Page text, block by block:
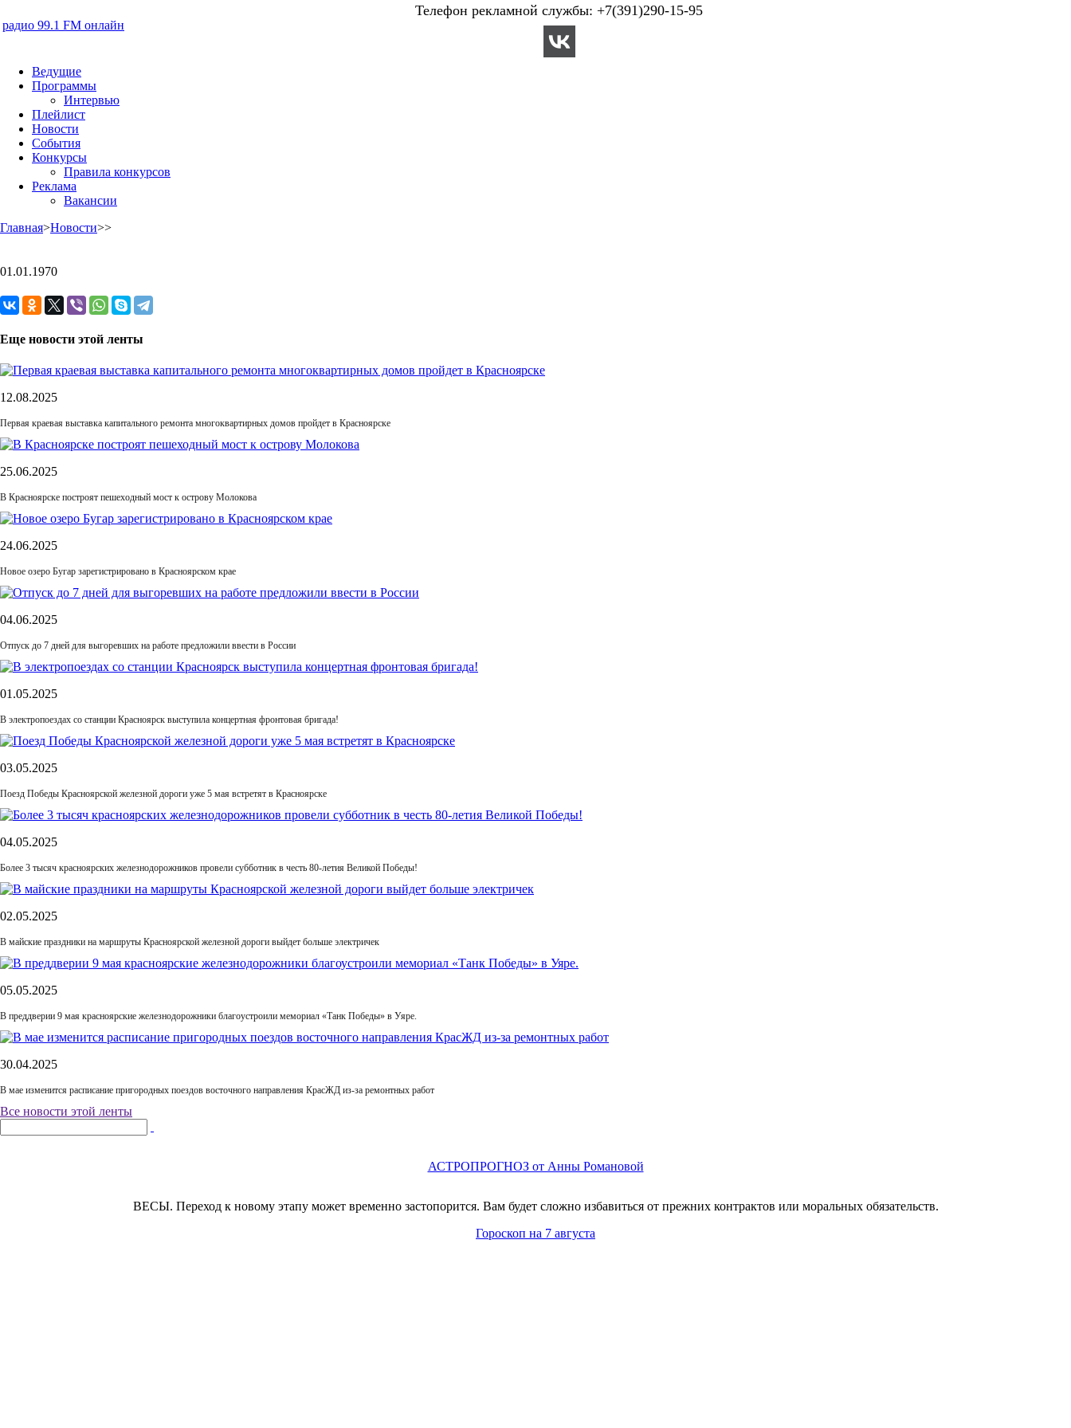
радио 99.1 FM онлайн
Телефон рекламной службы: +7(391)290-15-95
Ведущие
Программы
Интервью
Плейлист
Новости
События
Конкурсы
Правила конкурсов
Реклама
Вакансии
Главная>Новости>>
01.01.1970
Еще новости этой ленты
12.08.2025
Первая краевая выставка капитального ремонта многоквартирных домов пройдет в Красноярске
25.06.2025
В Красноярске построят пешеходный мост к острову Молокова
24.06.2025
Новое озеро Бугар зарегистрировано в Красноярском крае
04.06.2025
Отпуск до 7 дней для выгоревших на работе предложили ввести в России
01.05.2025
В электропоездах со станции Красноярск выступила концертная фронтовая бригада!
03.05.2025
Поезд Победы Красноярской железной дороги уже 5 мая встретят в Красноярске
04.05.2025
Более 3 тысяч красноярских железнодорожников провели субботник в честь 80-летия Великой Победы!
02.05.2025
В майские праздники на маршруты Красноярской железной дороги выйдет больше электричек
05.05.2025
В преддверии 9 мая красноярские железнодорожники благоустроили мемориал «Танк Победы» в Уяре.
30.04.2025
В мае изменится расписание пригородных поездов восточного направления КрасЖД из-за ремонтных работ
Все новости этой ленты
АСТРОПРОГНОЗ от Анны Романовой
ВЕСЫ. Переход к новому этапу может временно застопорится. Вам будет сложно избавиться от прежних контрактов или моральных обязательств.
Гороскоп на 7 августа